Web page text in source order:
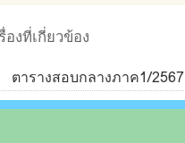
องที่เกี่ยวข้อง
ตารางสอบกลางภาค1/2567